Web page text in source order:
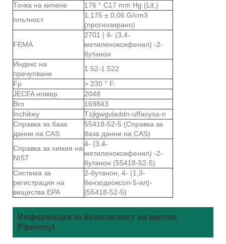
Точка на кипене
176 ° C17 mm Hg (Lit.)
плътност
1,175 ± 0,06 G/cm3
(прогнозирано)
FEMA
2701 | 4- (3,4-
метиленоксифенил) -2-
бутанон
Индекс на
пречупване
1.52-1.522
Fp
> 230 ° F.
JECFA номер
2048
Brn
169843
Inchikey
Tzjlgwgvladdn-uffaoysa-n
Справка за база
данни на CAS
55418-52-5 (Справка за
база данни на CAS)
Справка за химия на
NIST
4- (3,4-
метиленоксифенил) -2-
бутанон (55418-52-5)
Система за
регистрация на
вещества EPA
2-бутанон, 4- (1,3-
бензодиоксол-5-ил)-
(55418-52-5)
Информация за безопасност на ацетон
Piperonyl